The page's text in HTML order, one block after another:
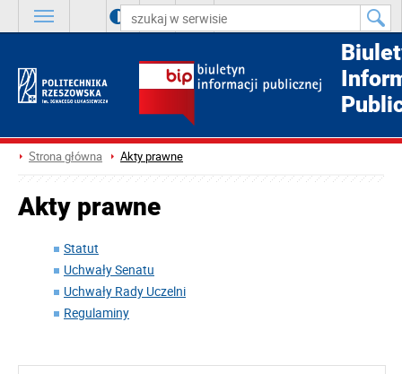
A A A
Strona główna Akty prawne
Akty prawne
Statut
Uchwały Senatu
Uchwały Rady Uczelni
Regulaminy